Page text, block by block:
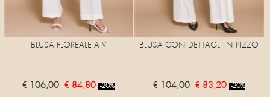
BLUSA FLOREALE A V
€ 106,00 € 84,80 -20%
BLUSA CON DETTAGLI IN PIZZO
€ 104,00 € 83,20 -20%